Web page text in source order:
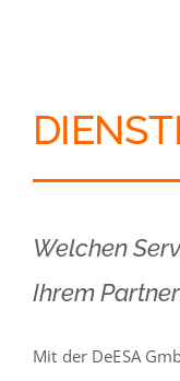
Welchen
Ihrem
Mit der DeESA